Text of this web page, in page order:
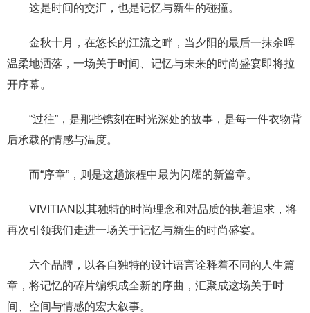
这是时间的交汇，也是记忆与新生的碰撞。
金秋十月，在悠长的江流之畔，当夕阳的最后一抹余晖
温柔地洒落，一场关于时间、记忆与未来的时尚盛宴即将拉
开序幕。
“过往”，是那些镌刻在时光深处的故事，是每一件衣物背
后承载的情感与温度。
而“序章”，则是这趟旅程中最为闪耀的新篇章。
VIVITIAN以其独特的时尚理念和对品质的执着追求，将
再次引领我们走进一场关于记忆与新生的时尚盛宴。
六个品牌，以各自独特的设计语言诠释着不同的人生篇
章，将记忆的碎片编织成全新的序曲，汇聚成这场关于时
间、空间与情感的宏大叙事。